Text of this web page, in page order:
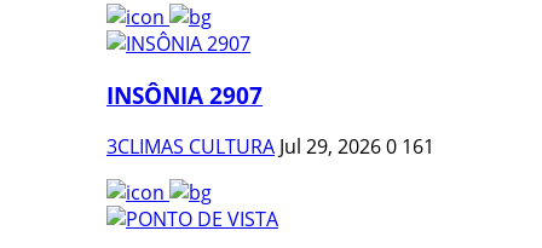
INSÔNIA 2907
3CLIMAS CULTURA Jul 29, 20260 161